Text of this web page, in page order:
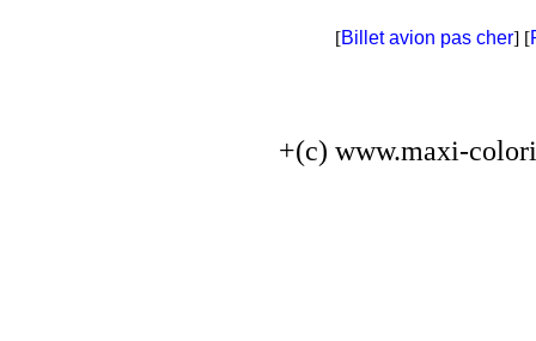
[Billet avion pas cher] [
+(c) www.maxi-